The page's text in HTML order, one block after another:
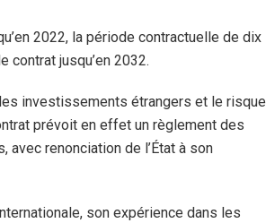
2022, la période contractuelle de dix
contrat jusqu’en 2032.
investissements étrangers et le risque
prévoit en effet un règlement des
renonciation de l’État à son
son expérience dans les